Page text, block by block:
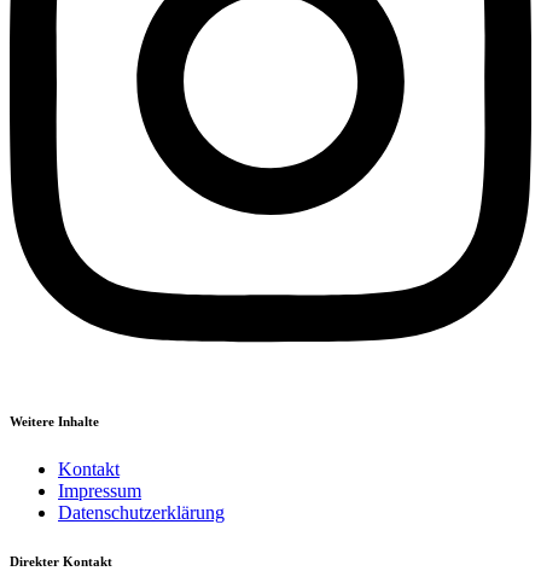
Weitere Inhalte
Kontakt
Impressum
Datenschutzerklärung
Direkter Kontakt